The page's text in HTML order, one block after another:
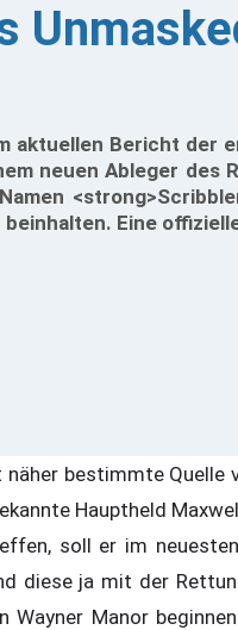
aktuellen Bericht der
neuen Ableger des
beinhalten. Eine
näher bestimmte Quelle
Hauptheld
soll er im
diese ja mit der
Wayner Manor